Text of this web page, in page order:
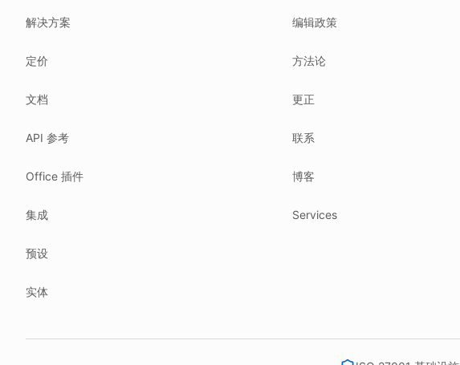
Related reading
How tokens work
Security posture
We follow these rules
NIS2 (EU 2022/2555).
Our promise
We do not sell your data.
We store your files in Germany.
解决方案
定价
文档
API 参考
Office 插件
集成
预设
实体
编辑政策
方法论
更正
联系
博客
Services